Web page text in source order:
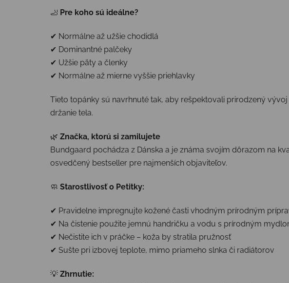
🦶 Pre koho sú ideálne?
✔ Normálne až užšie chodidlá
✔ Dominantné palčeky
✔ Užšie päty a členky
✔ Normálne až mierne vyššie priehlavky
Tieto topánky sú navrhnuté tak, aby rešpektovali prirodzený
držanie tela.
🌿 Značka, ktorú si zamilujete
Bundgaard pochádza z Dánska a je známa svojím dôrazom na
osvedčený bestseller pre najmenších objaviteľov.
🧼 Starostlivosť o Petitky:
✔ Pravidelne impregnujte kožené časti vhodným prírodným
✔ Na čistenie použite jemnú handričku a vodu s prírodným
✔ Nečistite ich v práčke – koža by stratila pružnosť
✔ Sušte pri izbovej teplote, mimo priameho slnka či radiátorov
💡 Zhrnutie: